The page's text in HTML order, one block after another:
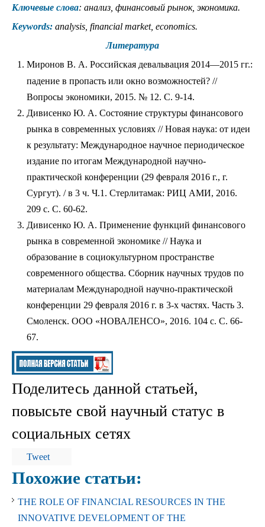
Ключевые слова: анализ, финансовый рынок, экономика.
Keywords: analysis, financial market, economics.
Литература
Миронов В. А. Российская девальвация 2014—2015 гг.:
падение в пропасть или окно возможностей? //
Вопросы экономики, 2015. № 12. С. 9-14.
Дивисенко Ю. А. Состояние структуры финансового
рынка в современных условиях // Новая наука: от идеи
к результату: Международное научное периодическое
издание по итогам Международной научно-
практической конференции (29 февраля 2016 г., г.
Сургут). / в 3 ч. Ч.1. Стерлитамак: РИЦ АМИ, 2016.
209 с. С. 60-62.
Дивисенко Ю. А. Применение функций финансового
рынка в современной экономике // Наука и
образование в социокультурном пространстве
современного общества. Сборник научных трудов по
материалам Международной научно-практической
конференции 29 февраля 2016 г. в 3-х частях. Часть 3.
Смоленск. ООО «НОВАЛЕНСО», 2016. 104 с. С. 66-
67.
Поделитесь данной статьей,
повысьте свой научный статус в
социальных сетях
Tweet
Похожие статьи:
THE ROLE OF FINANCIAL RESOURCES IN THE
INNOVATIVE DEVELOPMENT OF THE